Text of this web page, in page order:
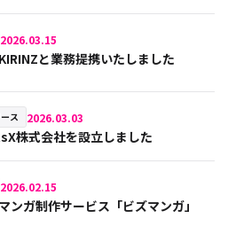
2026.03.15
と業務提携いたしました
ス 2026.03.03
株式会社を設立しました
2026.02.15
ンガ制作サービス「ビズマンガ」